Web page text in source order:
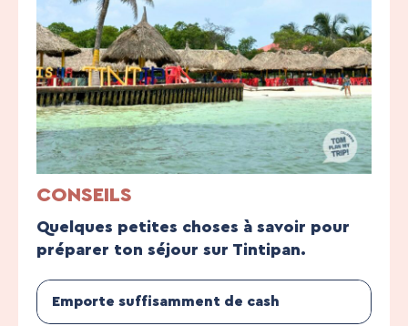
CONSEILS
Quelques petites choses à savoir pour
préparer ton séjour sur Tintipan.
Emporte suffisamment de cash